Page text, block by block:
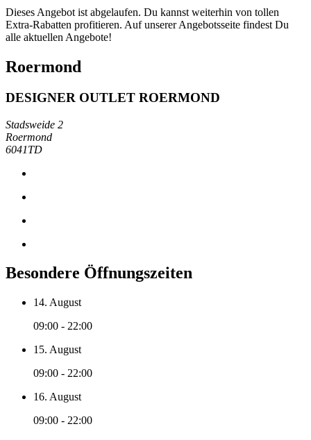
Dieses Angebot ist abgelaufen. Du kannst weiterhin von tollen
Extra-Rabatten profitieren. Auf unserer Angebotsseite findest Du
alle aktuellen Angebote!
Roermond
DESIGNER OUTLET ROERMOND
Stadsweide 2
Roermond
6041TD
Besondere Öffnungszeiten
14. August
09:00 - 22:00
15. August
09:00 - 22:00
16. August
09:00 - 22:00